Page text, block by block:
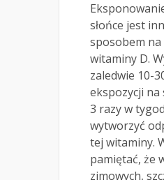
słońce jest
sposobem
witaminy D.
zaledwie 10-
ekspozycji na
3 razy w
wytworzyć
tej witaminy.
pamiętać, że
zimowych,